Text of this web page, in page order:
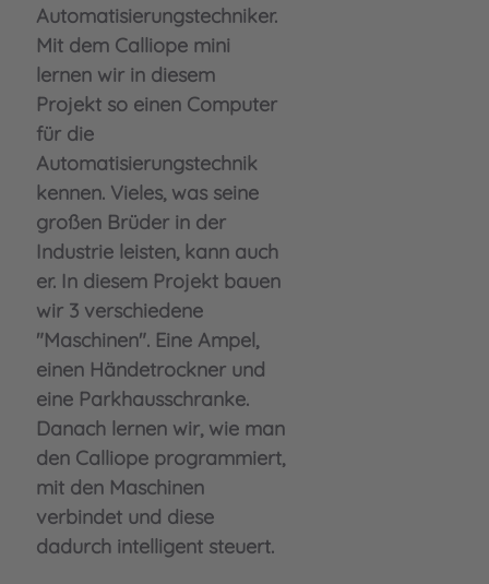
Automatisierungstechniker.
Mit dem Calliope mini
lernen wir in diesem
Projekt so einen Computer
für die
Automatisierungstechnik
kennen. Vieles, was seine
großen Brüder in der
Industrie leisten, kann auch
er. In diesem Projekt bauen
wir 3 verschiedene
"Maschinen". Eine Ampel,
einen Händetrockner und
eine Parkhausschranke.
Danach lernen wir, wie man
den Calliope programmiert,
mit den Maschinen
verbindet und diese
dadurch intelligent steuert.